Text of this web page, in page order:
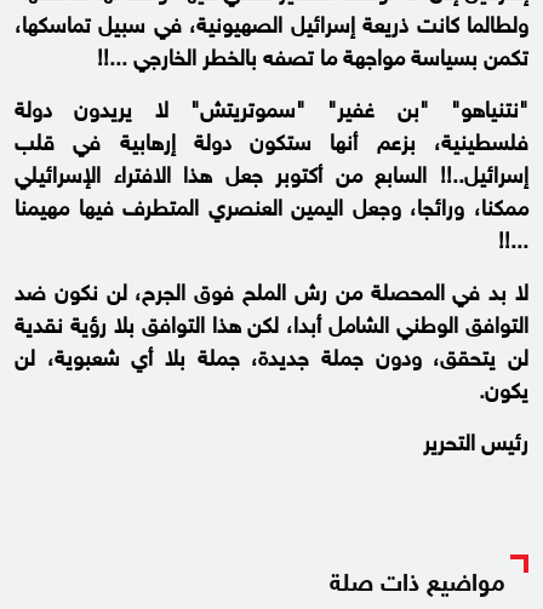
ولطالما كانت ذريعة إسرائيل الصهيونية، في سبيل تماسكها،
تكمن بسياسة مواجهة ما تصفه بالخطر الخارجي ...!!
"نتنياهو" "بن غفير" "سموتريتش" لا يريدون دولة
فلسطينية، بزعم أنها ستكون دولة إرهابية في قلب
إسرائيل..!! السابع من أكتوبر جعل هذا الافتراء الإسرائيلي
ممكنا، ورائجا، وجعل اليمين العنصري المتطرف فيها مهيمنا
...!!
لا بد في المحصلة من رش الملح فوق الجرح، لن نكون ضد
التوافق الوطني الشامل أبدا، لكن هذا التوافق بلا رؤية نقدية
لن يتحقق، ودون جملة جديدة، جملة بلا أي شعبوية، لن
يكون.
رئيس التحرير
مواضيع ذات صلة